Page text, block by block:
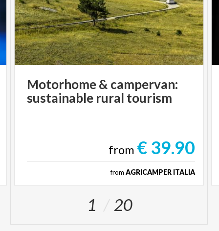
Motorhome& campervan:
sustainable rural tourism
from € 39.90
from AGRICAMPER ITALIA
1 20